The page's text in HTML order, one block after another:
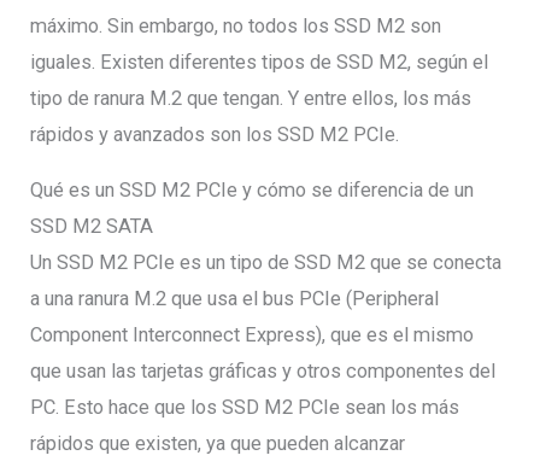
máximo. Sin embargo, no todos los SSD M2 son
iguales. Existen diferentes tipos de SSD M2, según el
tipo de ranura M.2 que tengan. Y entre ellos, los más
rápidos y avanzados son los SSD M2 PCIe.
Qué es un SSD M2 PCIe y cómo se diferencia de un
SSD M2 SATA
Un SSD M2 PCIe es un tipo de SSD M2 que se conecta
a una ranura M.2 que usa el bus PCIe (Peripheral
Component Interconnect Express), que es el mismo
que usan las tarjetas gráficas y otros componentes del
PC. Esto hace que los SSD M2 PCIe sean los más
rápidos que existen, ya que pueden alcanzar